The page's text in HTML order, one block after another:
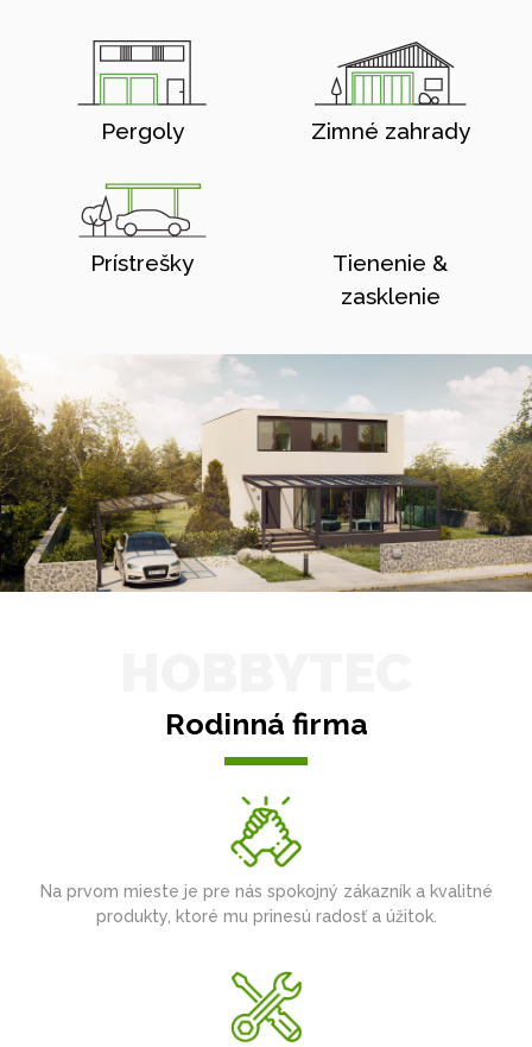
Pergoly Zimné zahrady
Prístrešky
Tienenie &
zasklenie
Rodinná firma
Na prvom mieste je pre nás spokojný zákazník a kvalitné
produkty, ktoré mu prinesú radosť a úžitok.